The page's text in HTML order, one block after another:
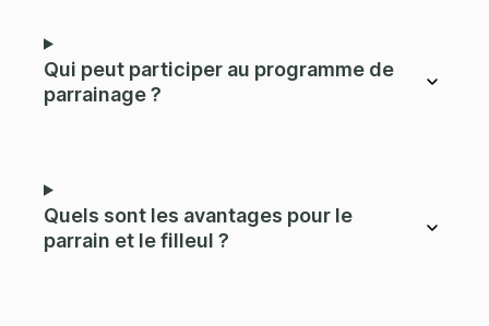
Qui peut participer au programme de
parrainage ?
Quels sont les avantages pour le
parrain et le filleul ?